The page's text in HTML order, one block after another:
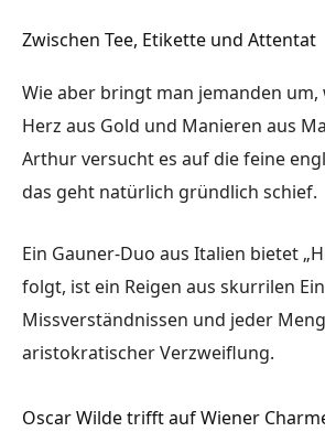
Zwischen Tee, Etikette und Attentat
Wie aber bringt man jemanden um,
Herz aus Gold und Manieren aus
Arthur versucht es auf die feine
das geht natürlich gründlich schief.
Ein Gauner-Duo aus Italien bietet
folgt, ist ein Reigen aus skurrilen
Missverständnissen und jeder
aristokratischer Verzweiflung.
Oscar Wilde trifft auf Wiener